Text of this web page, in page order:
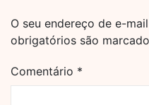
O seu endereço de e-
obrigatórios são
Comentário *